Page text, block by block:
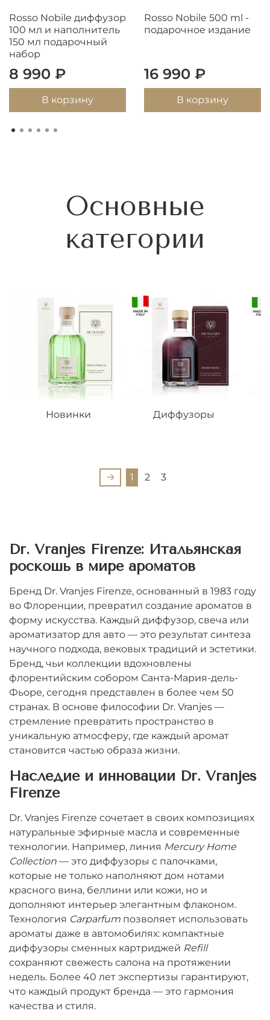
Rosso Nobile диффузор
100 мл и наполнитель
150 мл подарочный
набор
8 990 ₽
В корзину
Rosso Nobile 500 ml -
подарочное издание
16 990 ₽
В корзину
Основные
категории
Новинки Диффузоры
1 2 3
Dr. Vranjes Firenze: Итальянская
роскошь в мире ароматов
Бренд Dr. Vranjes Firenze, основанный в 1983 году
во Флоренции, превратил создание ароматов в
форму искусства. Каждый диффузор, свеча или
ароматизатор для авто — это результат синтеза
научного подхода, вековых традиций и эстетики.
Бренд, чьи коллекции вдохновлены
флорентийским собором Санта-Мария-дель-
Фьоре, сегодня представлен в более чем 50
странах. В основе философии Dr. Vranjes —
стремление превратить пространство в
уникальную атмосферу, где каждый аромат
становится частью образа жизни.
Наследие и инновации Dr. Vranjes
Firenze
Dr. Vranjes Firenze сочетает в своих композициях
натуральные эфирные масла и современные
технологии. Например, линия Mercury Home
Collection — это диффузоры с палочками,
которые не только наполняют дом нотами
красного вина, беллини или кожи, но и
дополняют интерьер элегантным флаконом.
Технология Carparfum позволяет использовать
ароматы даже в автомобилях: компактные
диффузоры сменных картриджей Refill
сохраняют свежесть салона на протяжении
недель. Более 40 лет экспертизы гарантируют,
что каждый продукт бренда — это гармония
качества и стиля.